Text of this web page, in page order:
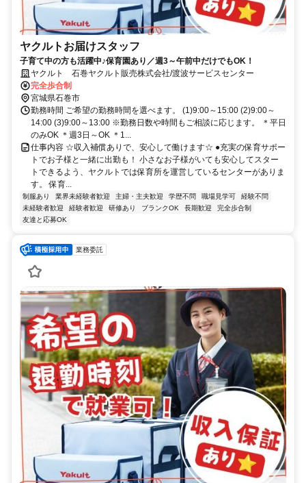
ヤクルトお届けスタッフ
子育て中の方も活躍中♪保育園あり／週3～午前中だけでもOK！
ヤクルト 石巻ヤクルト販売株式会社/渡波サービスセンター
完全歩合制
宮城県石巻市
勤務時間 ご希望の勤務時間を選べます。 (1)9:00～15:00 (2)9:00～
14:00 (3)9:00～13:00 ※勤務日数や時間もご相談に応じます。 ＊平日
のみOK ＊週3日～OK ＊1...
仕事内容 ☆収入補償ありで、安心して働けます☆ ●充実の保育サポー
トでお子様と一緒に出勤も！ 小さなお子様がいても安心してスター
トできるよう、ヤクルトでは保育所を運営しているセンターがありま
す。 保育...
制服あり 業界未経験者歓迎 主婦・主夫歓迎 学歴不問 職場見学可
経験不問
未経験者歓迎
経験者歓迎 研修あり ブランクOK 長期歓迎
完全歩合制
友達と応募OK
業務委託